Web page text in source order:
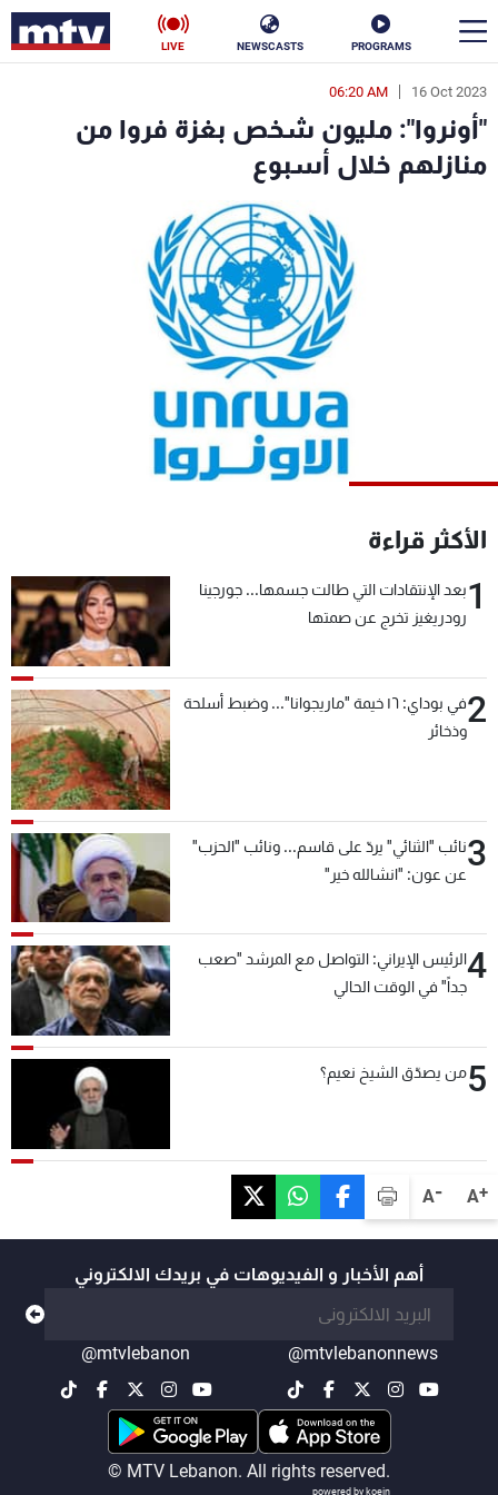
PROGRAMS
NEWSCASTS
LIVE
A+
A-
16 Oct 2023
06:20 AM
"أونروا": مليون شخص بغزة فروا من
منازلهم خلال أسبوع
الأكثر قراءة
1بعد الإنتقادات التي طالت جسمها... جورجينا
رودريغيز تخرج عن صمتها
2
في بوداي: ١٦ خيمة "ماريجوانا"... وضبط أسلحة
وذخائر
3نائب "الثنائي" يردّ على قاسم... ونائب "الحزب"
عن عون: "انشالله خير"
4الرئيس الإيراني: التواصل مع المرشد "صعب
جداً" في الوقت الحالي
5من يصدّق الشيخ نعيم؟
أهم الأخبار و الفيديوهات في بريدك الالكتروني
@mtvlebanonnews
@mtvlebanon
© MTV Lebanon. All rights reserved.
powered by koein
en
الأخبار
ناس
فن
رياضة
جدول البرامج
شاهد البرامج
الترددات
عن MTV
شروط الإسـتخدام
سياسة الخصوصية